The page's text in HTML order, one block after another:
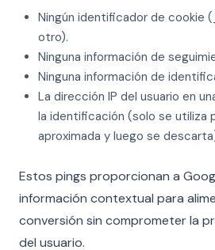
Ningún identificador de cookie
otro).
Ninguna información de
Ninguna información de
La dirección IP del usuario en
la identificación (solo se utiliza
aproximada y luego se
Estos pings proporcionan a
información contextual para
conversión sin comprometer la
del usuario.